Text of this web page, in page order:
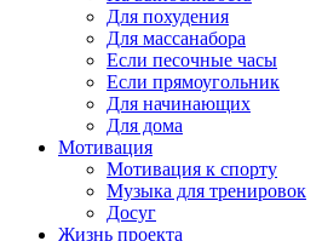
Для похудения
Для массанабора
Если песочные часы
Если прямоугольник
Для начинающих
Для дома
Мотивация
Мотивация к спорту
Музыка для тренировок
Досуг
Жизнь проекта